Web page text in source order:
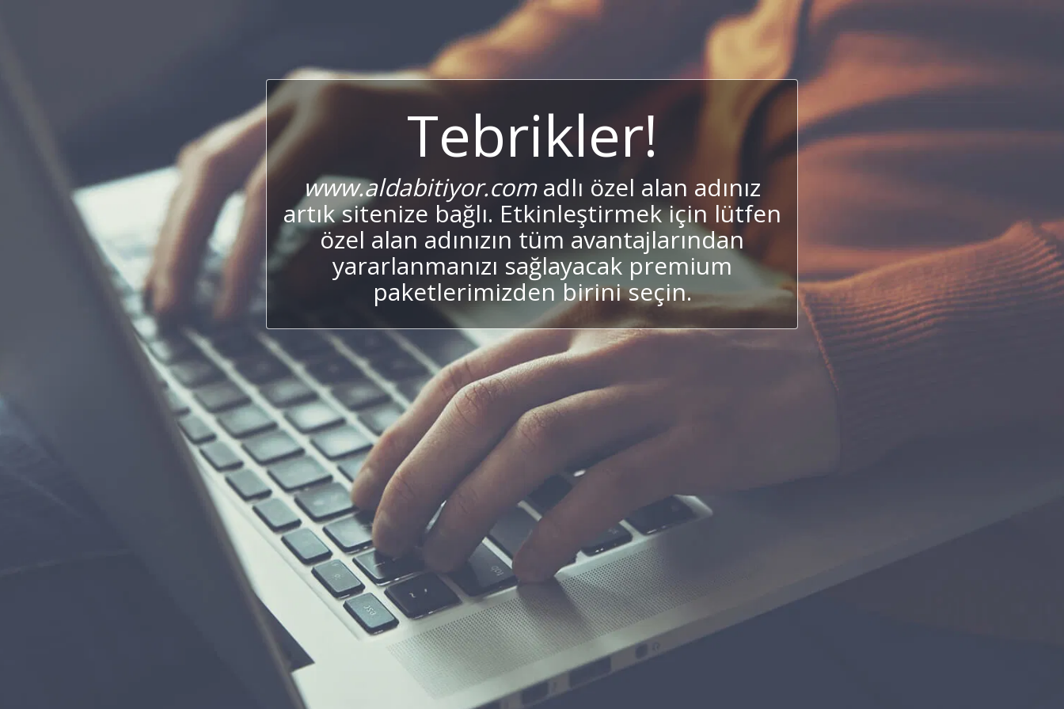
Tebrikler!
www.aldabitiyor.comadlı özel alan adınız
artık sitenize bağlı. Etkinleştirmek için lütfen
özel alan adınızın tüm avantajlarından
yararlanmanızı sağlayacak premium
paketlerimizden birini seçin.